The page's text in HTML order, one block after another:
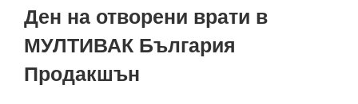
Контакти
ННП Млади учени и постдокторанти – 2, втори етап
ННП Млади учени и постдокторанти – 2, втори етап -
Ден на отворени врати в
МУЛТИВАК България
Продакшън